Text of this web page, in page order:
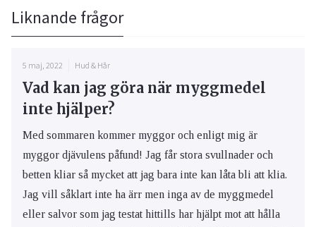
Liknande frågor
5 maj, 2022 Hud & Hår
Vad kan jag göra när myggmedel
inte hjälper?
Med sommaren kommer myggor och enligt mig är
myggor djävulens påfund! Jag får stora svullnader och
betten kliar så mycket att jag bara inte kan låta bli att klia.
Jag vill såklart inte ha ärr men inga av de myggmedel
eller salvor som jag testat hittills har hjälpt mot att hålla